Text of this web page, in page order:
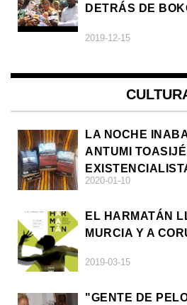
DETRÁS DE
2019-12-15
LA NOCHE
ANTUMI
2020-01-10
EL HARMATÁN
MURCIA Y A
2019-03-15
"GENTE DE